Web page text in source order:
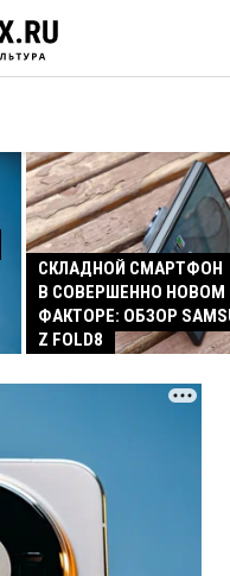
СКЛАДНОЙ СМАРТФОН
В СОВЕРШЕННО
ФАКТОРЕ: ОБЗОР
Z FOLD8